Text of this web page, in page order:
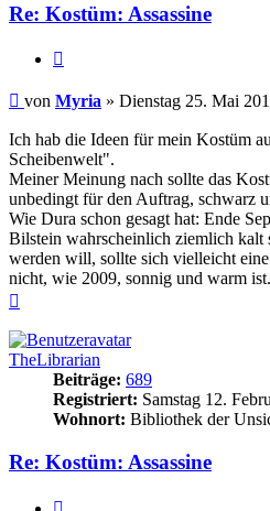
Re: Kostüm: Assassine
Beitrag
von Myria » Dienstag 25. Mai
Ich hab die Ideen für mein Kostüm
Scheibenwelt".
Meiner Meinung nach sollte das
unbedingt für den Auftrag, schwarz
Wie Dura schon gesagt hat: Ende
Bilstein wahrscheinlich ziemlich kalt
werden will, sollte sich vielleicht
nicht, wie 2009, sonnig und warm ist.
TheLibrarian
Beiträge: 689
Registriert: Samstag 12.
Wohnort: Bibliothek der
Re: Kostüm: Assassine